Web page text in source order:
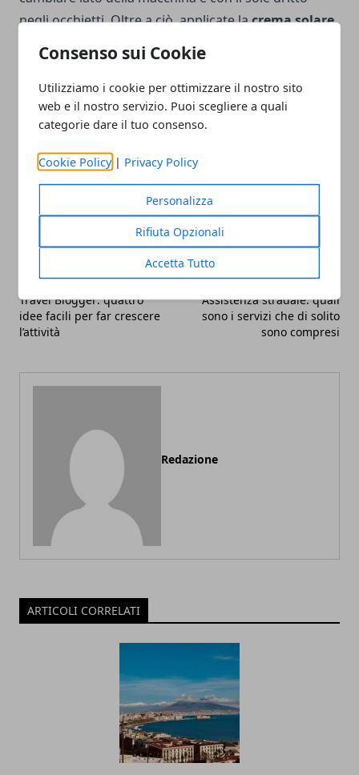
Consenso sui Cookie
Utilizziamo i cookie per ottimizzare il nostro sito
web e il nostro servizio. Puoi scegliere a quali
categorie dare il tuo consenso.
Cookie Policy | Privacy Policy
Personalizza
Rifiuta Opzionali
Accetta Tutto
negli occhietti. Oltre a ciò, applicate lacrema solare,
raggi dannosi
passano anche attraverso i
vetri dei finestrini che non devono essere
considerati uno schermo per il sole.
Facebook
TwitterWhatsapp
Articolo Precedente
Travel Blogger: quattro
idee facili per far crescere
l’attività
Articolo Successivo
Assistenza stradale: quali
sono i servizi che di solito
sono compresi
Redazione
ARTICOLI CORRELATI